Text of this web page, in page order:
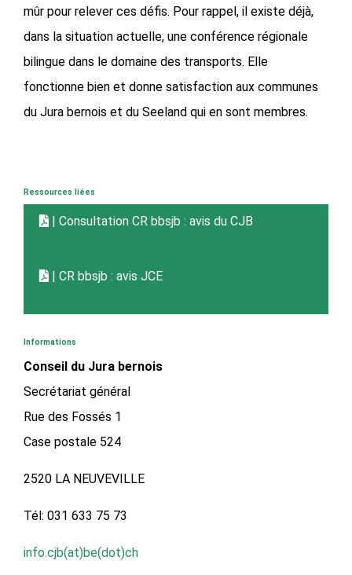
mûr pour relever ces défis. Pour rappel, il existe déjà,
dans la situation actuelle, une conférence régionale
bilingue dans le domaine des transports. Elle
fonctionne bien et donne satisfaction aux communes
du Jura bernois et du Seeland qui en sont membres.
Ressources liées
| Consultation CR bbsjb : avis du CJB
| CR bbsjb : avis JCE
Informations
Conseil du Jura bernois
Secrétariat général
Rue des Fossés 1
Case postale 524
2520 LA NEUVEVILLE
Tél: 031 633 75 73
info.cjb(at)be(dot)ch